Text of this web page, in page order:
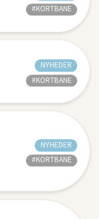
#KORTBANE
NYHEDER
#KORTBANE
NYHEDER
#KORTBANE